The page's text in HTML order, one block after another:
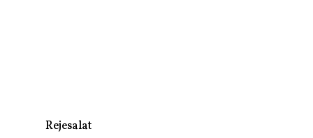
Rejesalat